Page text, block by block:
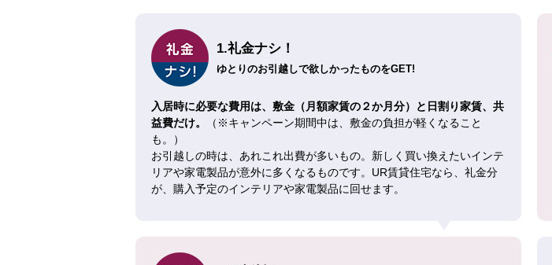
1.礼金ナシ！
ゆとりのお引越しで欲しかったものをGET!
入居時に必要な費用は、敷金（月額家賃の２か月分）と日割り家賃、共
益費だけ。
（※キャンペーン期間中は、敷金の負担が軽くなること
も。）
お引越しの時は、あれこれ出費が多いもの。新しく買い換えたいインテ
リアや家電製品が意外に多くなるものです。UR賃貸住宅なら、礼金分
が、購入予定のインテリアや家電製品に回せます。